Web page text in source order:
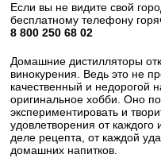
Если вы не видите свой
бесплатному телефону
8 800 250 68 02​
Домашние дистилляторы
винокурения. Ведь это не
качественный и недорогой
оригинальное хобби. Оно
экспериментировать и
удовлетворения от каждого
деле рецепта, от каждой
домашних напитков.